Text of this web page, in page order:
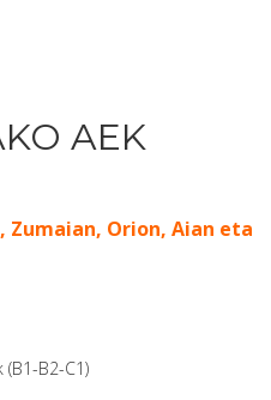
AEK
Zumaian, Orion, Aian eta
B2-C1)